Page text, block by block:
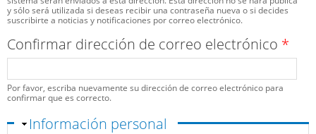
y sólo será utilizada si deseas recibir una contraseña nueva o si decides
suscribirte a noticias y notificaciones por correo electrónico.
Confirmar dirección de correo electrónico *
Por favor, escriba nuevamente su dirección de correo electrónico para
confirmar que es correcto.
Ocultar
Información personal